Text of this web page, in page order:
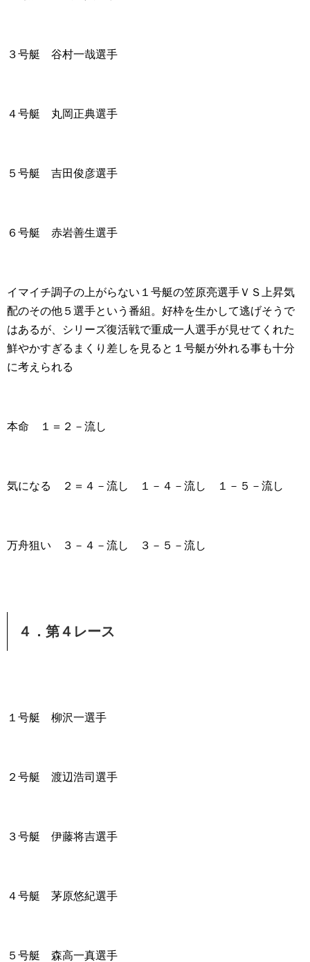
３号艇 谷村一哉選手
４号艇 丸岡正典選手
５号艇 吉田俊彦選手
６号艇 赤岩善生選手
イマイチ調子の上がらない１号艇の笠原亮選手ＶＳ上昇気
配のその他５選手という番組。好枠を生かして逃げそうで
はあるが、シリーズ復活戦で重成一人選手が見せてくれた
鮮やかすぎるまくり差しを見ると１号艇が外れる事も十分
に考えられる
本命 １＝２－流し
気になる ２＝４－流し １－４－流し １－５－流し
万舟狙い ３－４－流し ３－５－流し
４．第４レース
１号艇 柳沢一選手
２号艇 渡辺浩司選手
３号艇 伊藤将吉選手
４号艇 茅原悠紀選手
５号艇 森高一真選手